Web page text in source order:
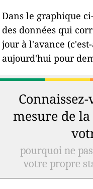
Dans le graphique
des données qui
jour à l'avance
aujourd'hui pour
mesure de
pourquoi ne
votre propre